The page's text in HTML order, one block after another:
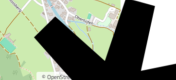
© OpenStreetMap